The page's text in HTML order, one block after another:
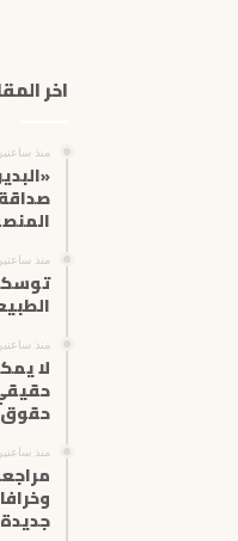
اخر
منذ ساعتين
منذ ساعتين
منذ ساعتين
لا
حقوق
منذ ساعتين